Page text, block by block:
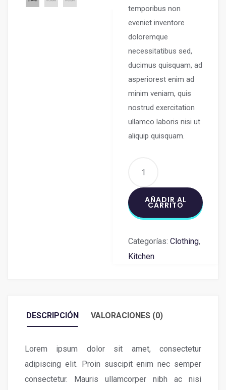
temporibus non
eveniet inventore
doloremque
necessitatibus sed,
ducimus quisquam, ad
asperiorest enim ad
minim veniam, quis
nostrud exercitation
ullamco laboris nisi ut
aliquip quisquam.
AÑADIR AL
CARRITO
Categorías: Clothing,
Kitchen
DESCRIPCIÓN VALORACIONES (0)
Lorem ipsum dolor sit amet, consectetur
adipiscing elit. Proin suscipit enim nec semper
consectetur. Mauris ullamcorper nibh ac nisi